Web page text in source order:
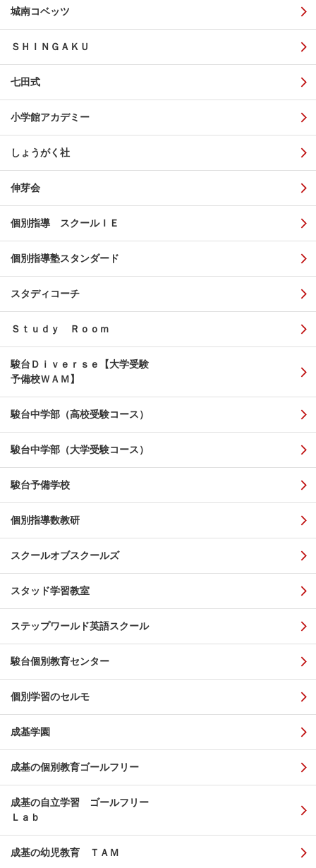
城南コベッツ
ＳＨＩＮＧＡＫＵ
七田式
小学館アカデミー
しょうがく社
伸芽会
個別指導 スクールＩＥ
個別指導塾スタンダード
スタディコーチ
Ｓｔｕｄｙ Ｒｏｏｍ
駿台Ｄｉｖｅｒｓｅ【大学受験
予備校ＷＡＭ】
駿台中学部（高校受験コース）
駿台中学部（大学受験コース）
駿台予備学校
個別指導数教研
スクールオブスクールズ
スタッド学習教室
ステップワールド英語スクール
駿台個別教育センター
個別学習のセルモ
成基学園
成基の個別教育ゴールフリー
成基の自立学習 ゴールフリー
Ｌａｂ
成基の幼児教育 ＴＡＭ